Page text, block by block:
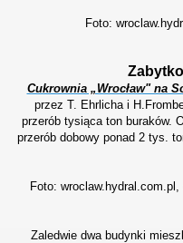
Foto:
Cukrownia „Wrocław" na
przez T. Ehrlicha i
przerób tysiąca ton buraków.
przerób dobowy ponad 2 tys.
Foto: wroclaw.hydral.com.pl,
Zaledwie dwa budynki